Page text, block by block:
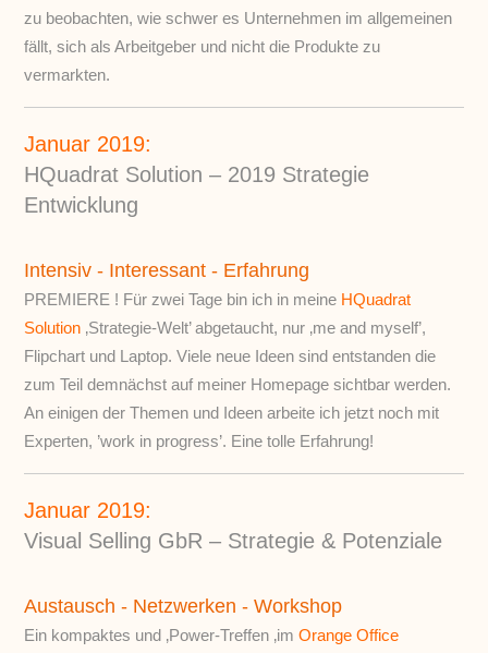
zu beobachten, wie schwer es Unternehmen im allgemeinen
fällt, sich als Arbeitgeber und nicht die Produkte zu
vermarkten.
Januar 2019:
HQuadrat Solution – 2019 Strategie
Entwicklung
Intensiv - Interessant - Erfahrung
PREMIERE ! Für zwei Tage bin ich in meine HQuadrat
Solution ‚Strategie-Welt’ abgetaucht, nur ‚me and myself’,
Flipchart und Laptop. Viele neue Ideen sind entstanden die
zum Teil demnächst auf meiner Homepage sichtbar werden.
An einigen der Themen und Ideen arbeite ich jetzt noch mit
Experten, ’work in progress’. Eine tolle Erfahrung!
Januar 2019:
Visual Selling GbR – Strategie & Potenziale
Austausch - Netzwerken - Workshop
Ein kompaktes und ‚Power-Treffen ‚imOrange Office